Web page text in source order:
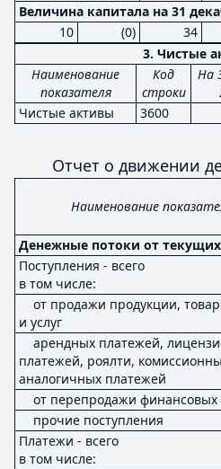
Величина капитала на 31
10
(0) 34
3. Чистые
Наименование
показателя
Код
строки
На
Чистые активы
3600
Отчет о движении
Наименование
Денежные потоки от
Поступления - всего
в том числе:
от продажи продукции,
и услуг
арендных платежей,
платежей, роялти,
аналогичных платежей
от перепродажи финансовых
прочие поступления
Платежи - всего
в том числе: